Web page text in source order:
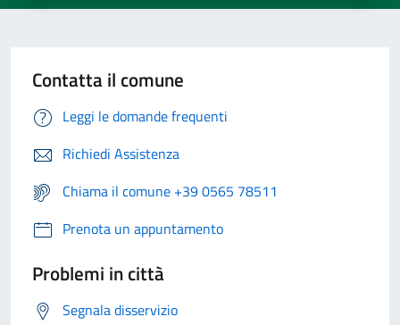
Contatta il comune
Leggi le domande frequenti
Richiedi Assistenza
Chiama il comune +39 0565 78511
Prenota un appuntamento
Problemi in città
Segnala disservizio